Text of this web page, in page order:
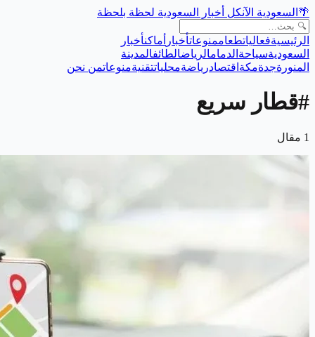
🌴 السعودية الآنكل أخبار السعودية لحظة بلحظة
الرئيسيةفعالياتطعاممنوعاتأخبار أماكنأخبار
السعوديةسياحة الدمامالرياضالطائفالمدينة
المنورةجدةمكة اقتصادرياضةمحلياتتقنيةمنوعاتمن نحن
#قطار سريع
1 مقال